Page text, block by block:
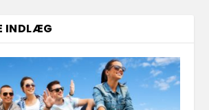
INDLÆG